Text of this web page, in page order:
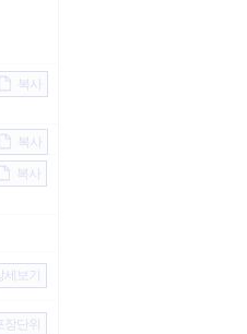
복사
복사
복사
세보기
단위